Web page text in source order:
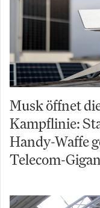
Musk öffnet
Kampflinie:
Handy-Waffe
Telecom-